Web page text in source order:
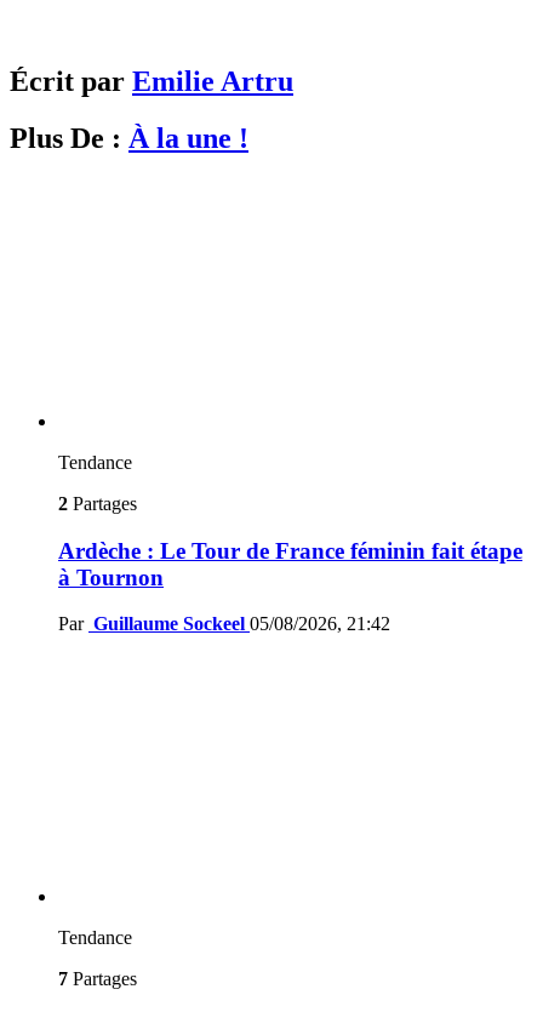
Écrit par Emilie Artru
Plus De : À la une !
Tendance
2 Partages
Ardèche : Le Tour de France féminin fait étape
à Tournon
Par Guillaume Sockeel 05/08/2026, 21:42
Tendance
7 Partages